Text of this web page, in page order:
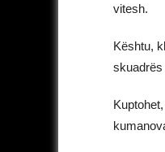
vitesh.
Kështu,
skuadrës